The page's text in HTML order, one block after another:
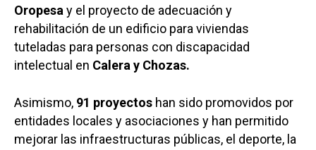
Oropesa y el proyecto de adecuación y
rehabilitación de un edificio para viviendas
tuteladas para personas con discapacidad
intelectual en Calera y Chozas.
Asimismo, 91 proyectos han sido promovidos por
entidades locales y asociaciones y han permitido
mejorar las infraestructuras públicas, el deporte, la